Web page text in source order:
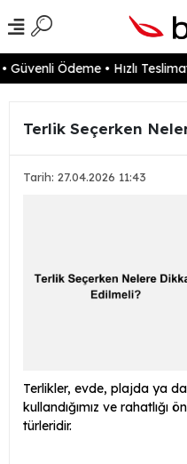
Ödeme • Hızlı Teslimat
Terlik Seçerken
Tarih: 27.04.2026 11:43
Terlikler, evde, plajda ya
kullandığımız ve rahatlığı
türleridir.